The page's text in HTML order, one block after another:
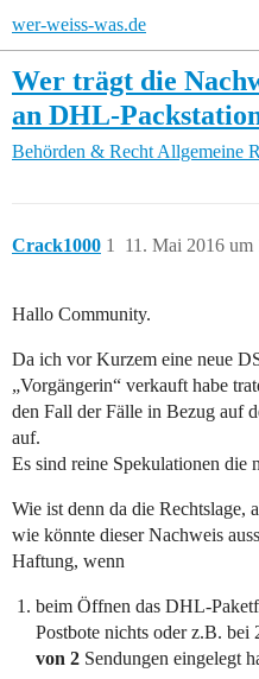
wer-weiss-was.de
Wer trägt die
an DHL-
Behörden & Recht Allgemeine
Crack1000 11. Mai 2016 um
1
Hallo Community.
Da ich vor Kurzem eine neue
„Vorgängerin“ verkauft habe
den Fall der Fälle in Bezug auf
auf.
Es sind reine Spekulationen die
Wie ist denn da die Rechtslage,
wie könnte dieser Nachweis
Haftung, wenn
beim Öffnen das DHL-
Postbote nichts oder z.B. bei
von 2 Sendungen eingelegt